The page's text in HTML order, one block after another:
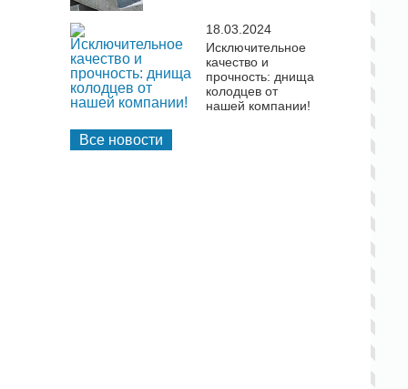
18.03.2024
Исключительное
качество и
прочность: днища
колодцев от
нашей компании!
Все новости